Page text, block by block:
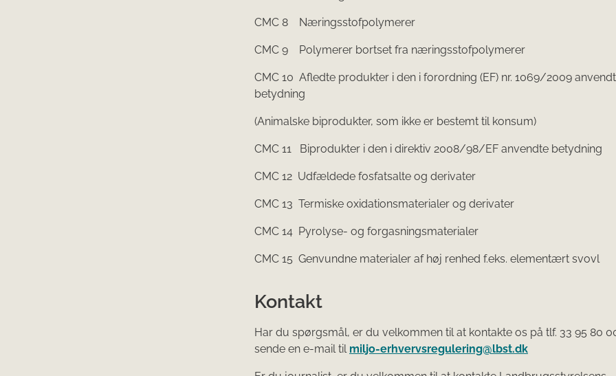
CMC 8 Næringsstofpolymerer
CMC 9 Polymerer bortset fra næringsstofpolymerer
CMC 10 Afledte produkter i den i forordning (EF) nr. 1069/2009
betydning
(Animalske biprodukter, som ikke er bestemt til konsum)
CMC 11 Biprodukter i den i direktiv 2008/98/EF anvendte betydning
CMC 12 Udfældede fosfatsalte og derivater
CMC 13 Termiske oxidationsmaterialer og derivater
CMC 14 Pyrolyse- og forgasningsmaterialer
CMC 15 Genvundne materialer af høj renhed f.eks. elementært svovl
Kontakt
Har du spørgsmål, er du velkommen til at kontakte os på tlf. 33 95 80
sende en e-mail til miljo-erhvervsregulering@lbst.dk